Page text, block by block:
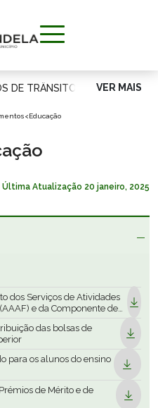
MUNICÍPIO
VIVER
APOIAR O
INVESTIR
DE TRÂNSITO VER MAIS
<Educação
Última Atualização 20 janeiro, 2025
dos Serviços de Atividades
e da Componente de
das bolsas de
para os alunos do ensino
de Mérito e de